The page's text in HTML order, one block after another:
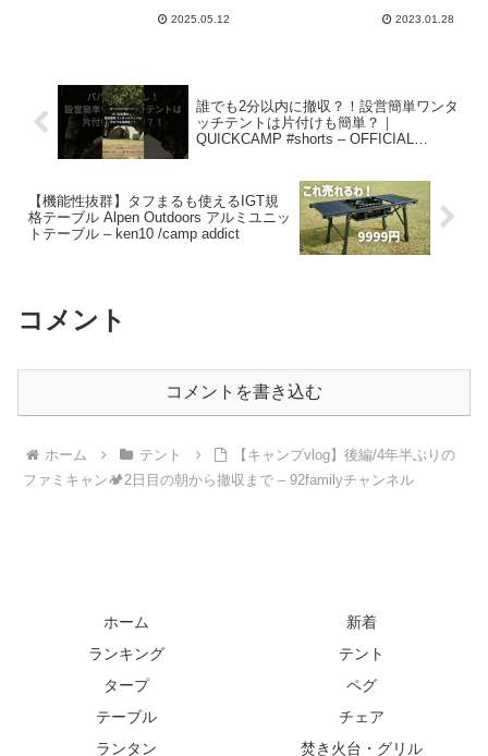
2025.05.12 2023.01.28
誰でも2分以内に撤収？！設営簡単ワンタ
ッチテントは片付けも簡単？｜
QUICKCAMP #shorts – OFFICIAL
【機能性抜群】タフまるも使えるIGT規
格テーブル Alpen Outdoors アルミユニッ
トテーブル – ken10 /camp addict
コメント
コメントを書き込む
ホーム テント
【キャンプvlog】後編/4年半ぶりの
ファミキャン🏕️2日目の朝から撤収まで – 92familyチャンネル
ホーム
新着
ランキング
テント
タープ
ペグ
テーブル
チェア
ランタン
焚き火台・グリル